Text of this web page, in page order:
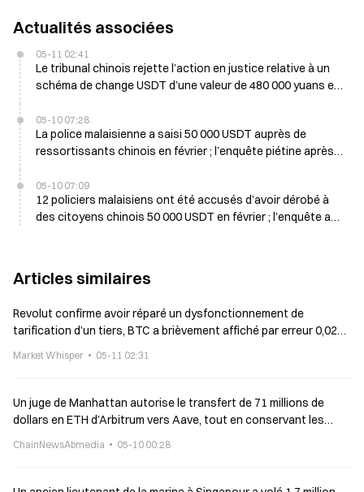
Actualités associées
05-11 02:41
Le tribunal chinois rejette l’action en justice relative à un
schéma de change USDT d’une valeur de 480 000 yuans et
05-10 07:28
La police malaisienne a saisi 50 000 USDT auprès de
ressortissants chinois en février ; l’enquête piétine après
05-10 07:09
12 policiers malaisiens ont été accusés d’avoir dérobé à
des citoyens chinois 50 000 USDT en février ; l’enquête a
Articles similaires
Revolut confirme avoir réparé un dysfonctionnement de
tarification d’un tiers, BTC a brièvement affiché par erreur 0,02
Market Whisper 05-11 02:31
Un juge de Manhattan autorise le transfert de 71 millions de
dollars en ETH d’Arbitrum vers Aave, tout en conservant les
ChainNewsAbmedia 05-10 00:28